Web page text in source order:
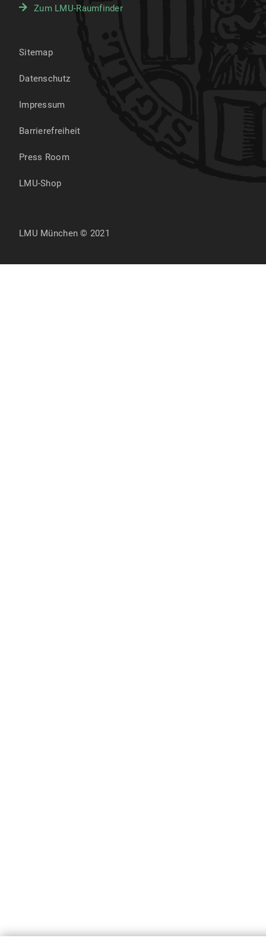
Zum LMU-Raumfinder
Sitemap
Datenschutz
Impressum
Barrierefreiheit
Press Room
LMU-Shop
LMU München © 2021